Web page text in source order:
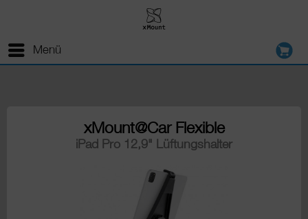
Menü
xMount@Car Flexible
iPad Pro 12,9" Lüftungshalter